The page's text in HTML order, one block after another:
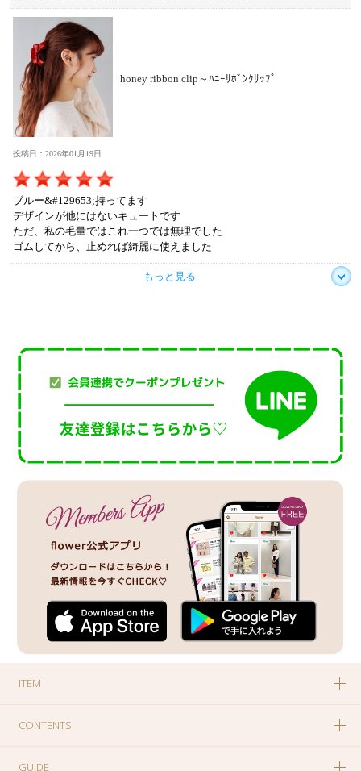
honey ribbon clip～ﾊﾆｰﾘﾎﾞﾝｸﾘｯﾌﾟ
投稿日：2026年01月19日
ブルー&#129653;持ってます
デザインが他にはないキュートです
ただ、私の毛量ではこれ一つでは無理でした
ゴムしてから、止めれば綺麗に使えました
もっと見る
ITEM
CONTENTS
GUIDE